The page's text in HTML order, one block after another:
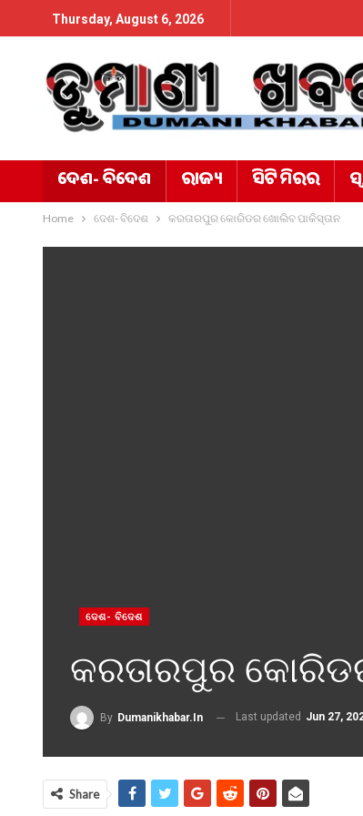
Thursday, August 6, 2026
ଦେଶ- ବିଦେଶ ରାଜ୍ୟ ସିଟି ମିରର
Home ଦେଶ- ବିଦେଶ କରତାରପୁର କୋରିଡର ଖୋଲିବ ପାକିସ୍ତାନ
ଦେଶ- ବିଦେଶ
କରତାରପୁର
By Dumanikhabar.in Last updated Jun 27,
Share